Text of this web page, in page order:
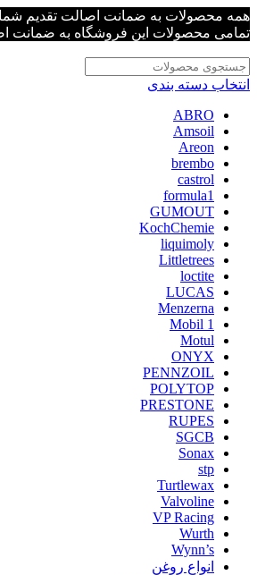
همه محصولات به ضمانت اصالت تقدیم
تمامی محصولات این فروشگاه به ضمانت
انتخاب دسته بندی
ABRO
Amsoil
Areon
brembo
castrol
formula1
GUMOUT
KochChemie
liquimoly
Littletrees
loctite
LUCAS
Menzerna
Mobil 1
Motul
ONYX
PENNZOIL
POLYTOP
PRESTONE
RUPES
SGCB
Sonax
stp
Turtlewax
Valvoline
VP Racing
Wurth
Wynn’s
انواع روغن